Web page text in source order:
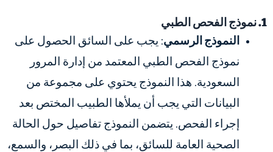
1. نموذج الفحص الطبي
النموذج الرسمي: يجب على السائق الحصول على
نموذج الفحص الطبي المعتمد من إدارة المرور
السعودية. هذا النموذج يحتوي على مجموعة من
البيانات التي يجب أن يملأها الطبيب المختص بعد
إجراء الفحص. يتضمن النموذج تفاصيل حول الحالة
الصحية العامة للسائق، بما في ذلك البصر، والسمع،